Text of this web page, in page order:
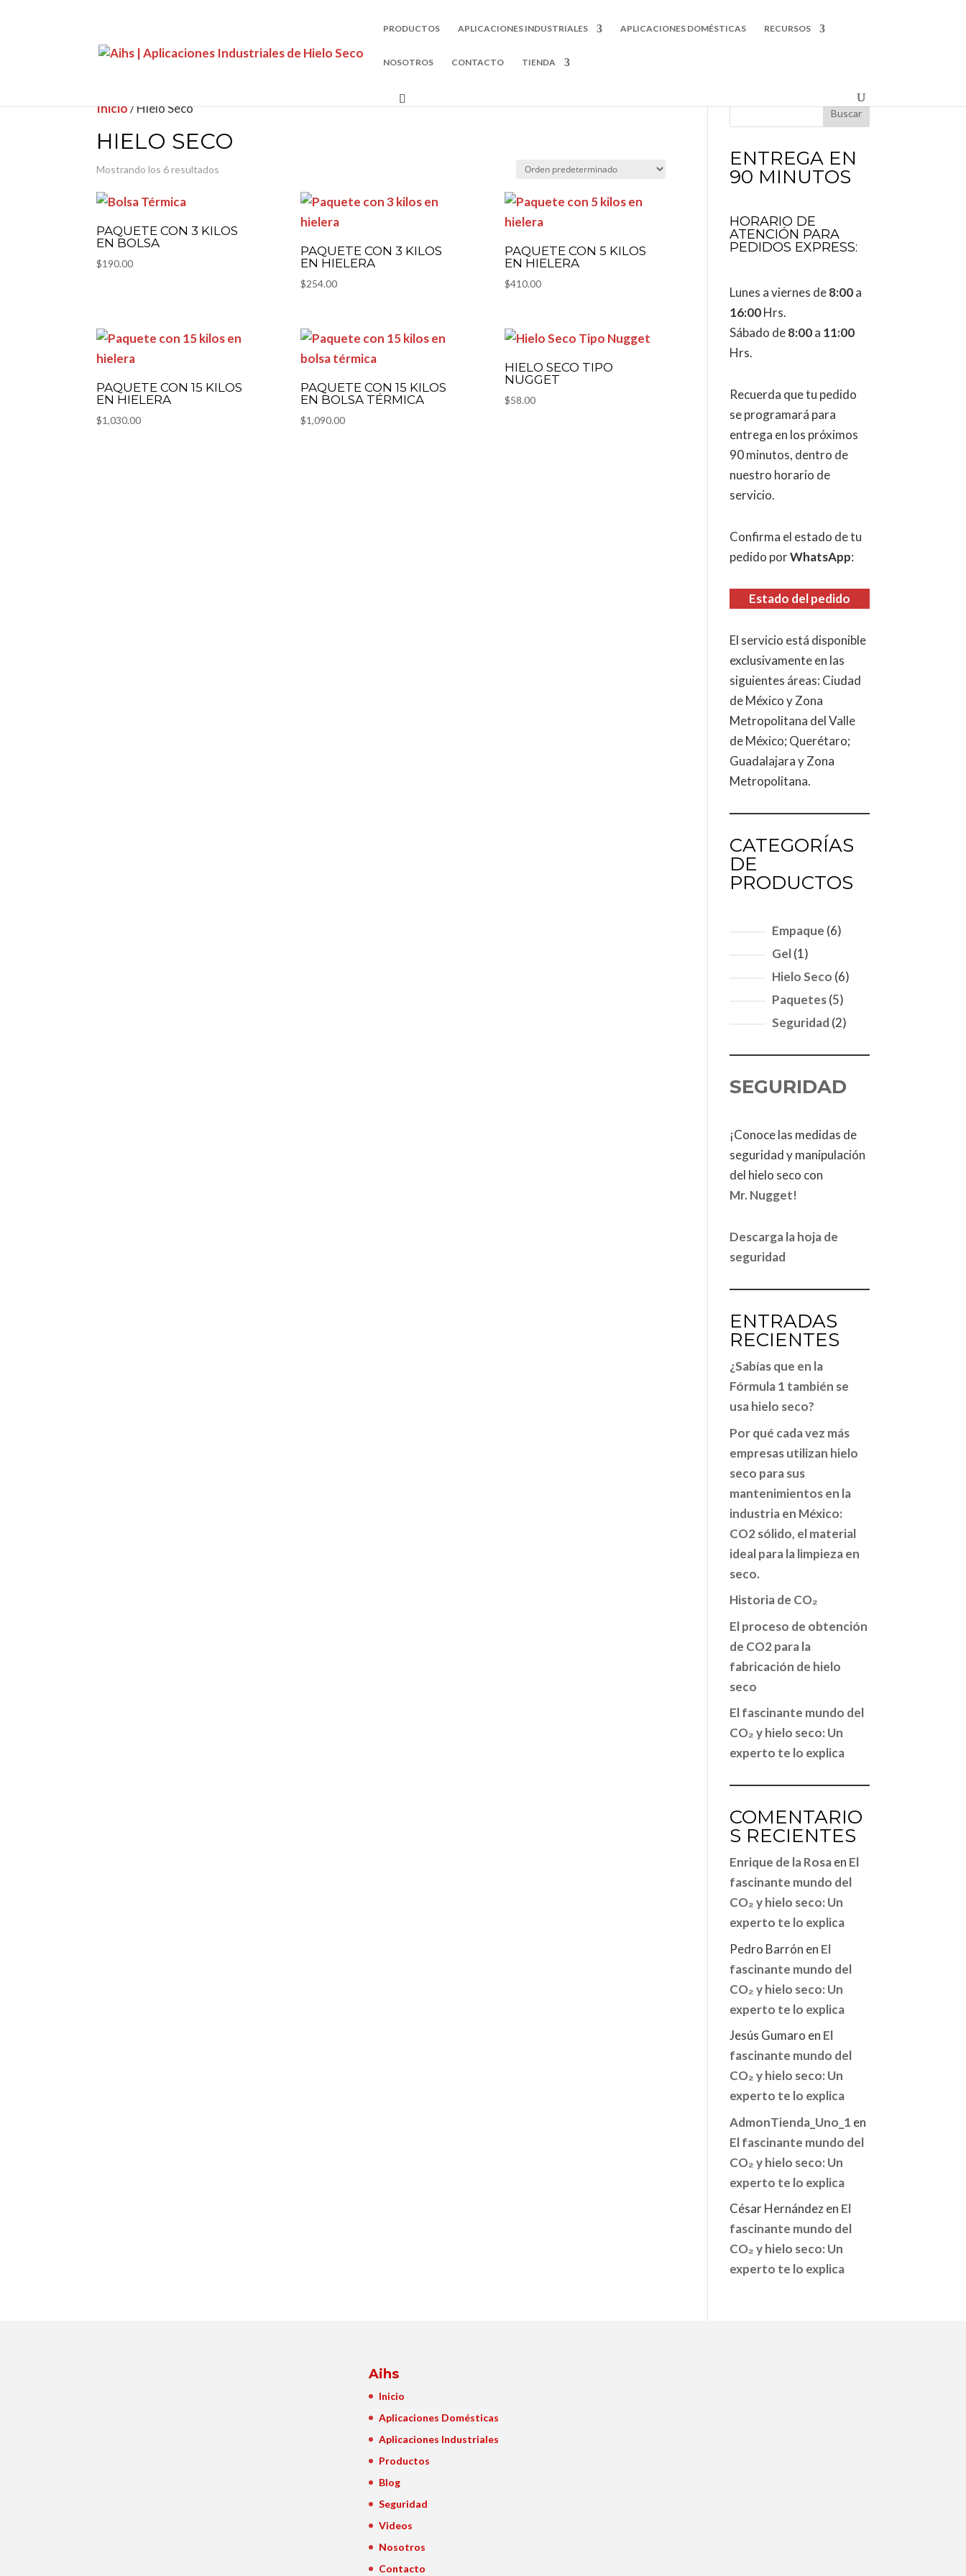
PRODUCTOS APLICACIONES INDUSTRIALES APLICACIONES DOMÉSTICAS RECURSOS
NOSOTROS CONTACTO TIENDA
Inicio/ Hielo Seco
HIELO SECO
Mostrando los 6 resultados
PAQUETE CON 3 KILOS
EN BOLSA
$190.00
PAQUETE CON 3 KILOS
EN HIELERA
$254.00
PAQUETE CON 5 KILOS
EN HIELERA
$410.00
PAQUETE CON 15 KILOS
EN HIELERA
$1,030.00
PAQUETE CON 15 KILOS
EN BOLSA TÉRMICA
$1,090.00
HIELO SECO TIPO
NUGGET
$58.00
Buscar
ENTREGA EN
90 MINUTOS
HORARIO DE
ATENCIÓN PARA
PEDIDOS EXPRESS:
Lunes a viernes de8:00a
16:00Hrs.
Sábado de8:00a 11:00
Hrs.
Recuerda que tu pedido
se programará para
entrega en los próximos
90 minutos, dentro de
nuestro horario de
servicio.
Confirma el estado de tu
pedido porWhatsApp:
Estado del pedido
El servicio está disponible
exclusivamente en las
siguientes áreas: Ciudad
de México y Zona
Metropolitana del Valle
de México; Querétaro;
Guadalajara y Zona
Metropolitana.
CATEGORÍAS
DE
PRODUCTOS
Empaque 66
Gel 11
producto
Hielo Seco 66
Paquetes 55
productos
Seguridad 22
SEGURIDAD
¡Conoce las medidas de
seguridad y manipulación
del hielo seco con
Mr. Nugget!
Descarga la hoja de
seguridad
ENTRADAS
RECIENTES
¿Sabías que en la
Fórmula 1 también se
usa hielo seco?
Por qué cada vez más
empresas utilizan hielo
seco para sus
mantenimientos en la
industria en México:
CO2 sólido, el material
ideal para la limpieza en
seco.
Historia de CO₂
El proceso de obtención
de CO2 para la
fabricación de hielo
seco
El fascinante mundo del
CO₂ y hielo seco: Un
experto te lo explica
COMENTARIO
S RECIENTES
Enrique de la Rosaen El
fascinante mundo del
CO₂ y hielo seco: Un
experto te lo explica
Pedro Barrón en El
fascinante mundo del
CO₂ y hielo seco: Un
experto te lo explica
Jesús Gumaro en El
fascinante mundo del
CO₂ y hielo seco: Un
experto te lo explica
AdmonTienda_Uno_1 en
El fascinante mundo del
CO₂ y hielo seco: Un
experto te lo explica
César Hernándezen El
fascinante mundo del
CO₂ y hielo seco: Un
experto te lo explica
Aihs
Inicio
Aplicaciones Domésticas
Aplicaciones Industriales
Productos
Blog
Seguridad
Videos
Nosotros
Contacto